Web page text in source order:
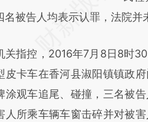
比对
名被告人均表示认罪，法院并
控，2016年7月8日8时30
皮卡车在香河县淑阳镇镇政
涂观车追尾、碰撞，三名被
人所乘车辆车窗击碎并对被